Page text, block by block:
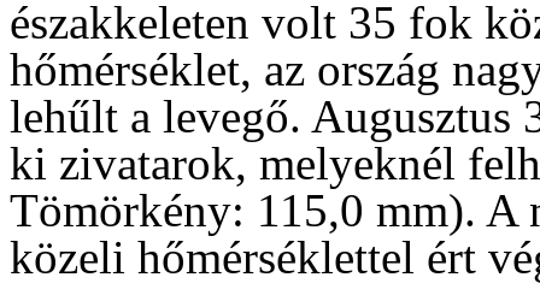
északkeleten volt 35 fok
hőmérséklet, az ország
lehűlt a levegő.
ki zivatarok, melyeknél
Tömörkény: 115,0 mm). A
közeli hőmérséklettel ért